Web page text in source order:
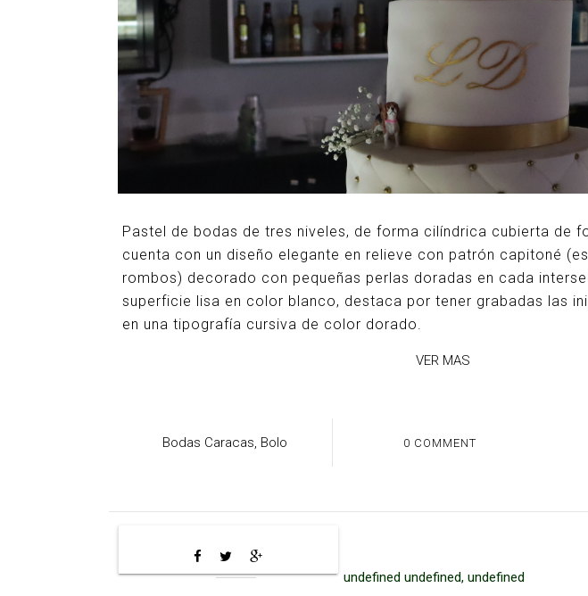
Pastel de bodas de tres niveles, de forma cilíndrica cubierta de
cuenta con un diseño elegante en relieve con patrón capitoné
rombos) decorado con pequeñas perlas doradas en cada
superficie lisa en color blanco, destaca por tener grabadas las
en una tipografía cursiva de color dorado.
VER MAS
Bodas Caracas, Bolo 0 COMMENT
undefined undefined, undefined